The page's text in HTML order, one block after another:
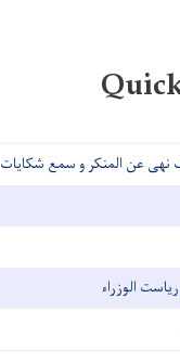
نهی عن المنکر و سمع شکایات
الوزراء